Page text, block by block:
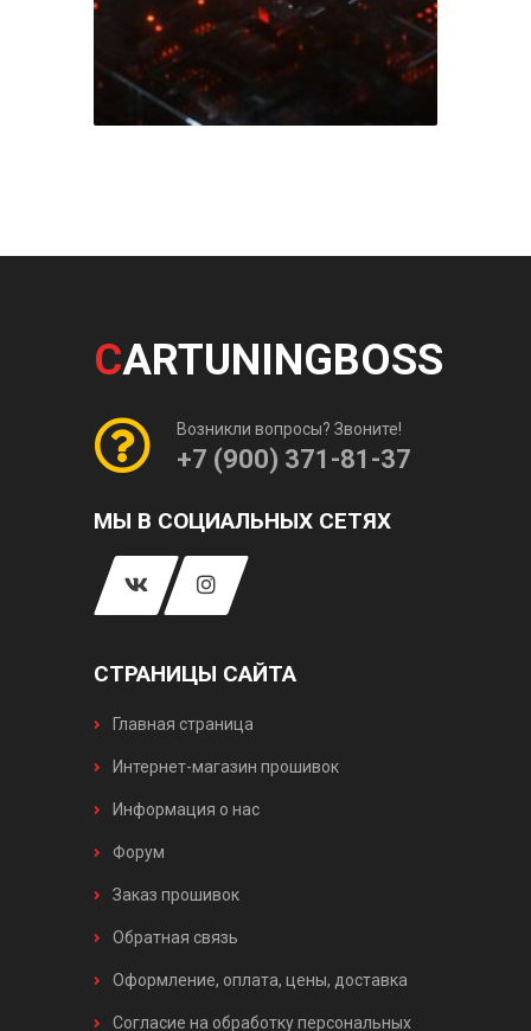
CARTUNINGBOSS
Возникли вопросы? Звоните!
+7 (900) 371-81-37
МЫ В СОЦИАЛЬНЫХ СЕТЯХ
СТРАНИЦЫ САЙТА
Главная страница
Интернет-магазин прошивок
Информация о нас
Форум
Заказ прошивок
Обратная связь
Оформление, оплата, цены, доставка
Согласие на обработку персональных